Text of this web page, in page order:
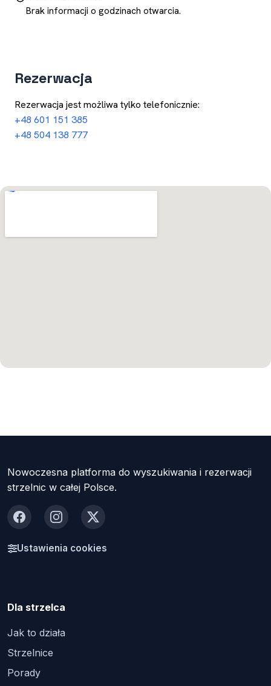
Brak informacji o godzinach otwarcia.
Rezerwacja
Rezerwacja jest możliwa tylko telefonicznie:
+48 601 151 385
+48 504 138 777
Nowoczesna platforma do wyszukiwania i rezerwacji
strzelnic w całej Polsce.
FacebookInstagram
X
Ustawienia cookies
Dla strzelca
Jak to działa
Strzelnice
Porady